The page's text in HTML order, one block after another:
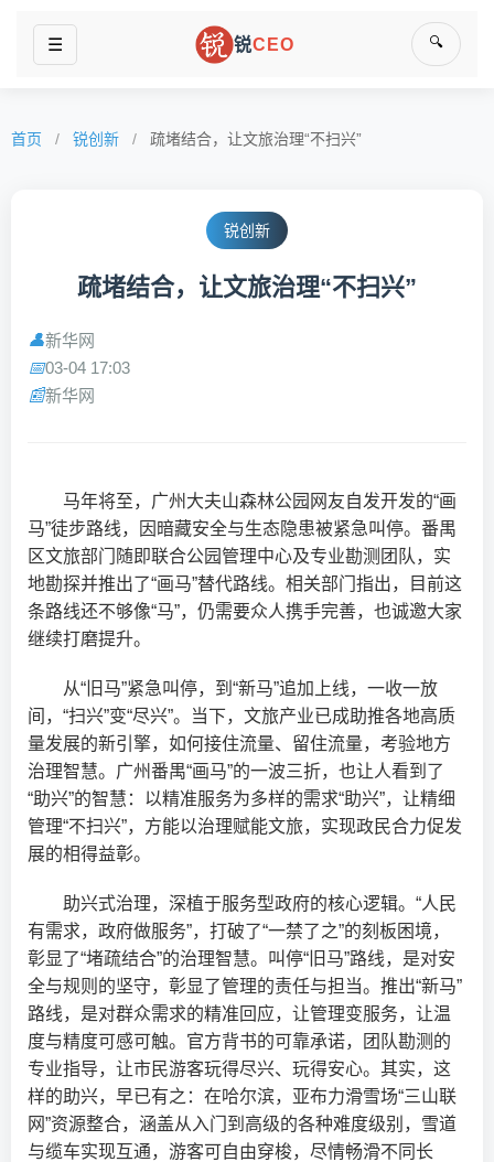
☰ 锐CEO 🔍
首页 / 锐创新 / 疏堵结合，让文旅治理“不扫兴”
锐创新
疏堵结合，让文旅治理“不扫兴”
👤新华网
📅03-04 17:03
📰新华网
马年将至，广州大夫山森林公园网友自发开发的“画
马”徒步路线，因暗藏安全与生态隐患被紧急叫停。番禺
区文旅部门随即联合公园管理中心及专业勘测团队，实
地勘探并推出了“画马”替代路线。相关部门指出，目前这
条路线还不够像“马”，仍需要众人携手完善，也诚邀大家
继续打磨提升。
从“旧马”紧急叫停，到“新马”追加上线，一收一放
间，“扫兴”变“尽兴”。当下，文旅产业已成助推各地高质
量发展的新引擎，如何接住流量、留住流量，考验地方
治理智慧。广州番禺“画马”的一波三折，也让人看到了
“助兴”的智慧：以精准服务为多样的需求“助兴”，让精细
管理“不扫兴”，方能以治理赋能文旅，实现政民合力促发
展的相得益彰。
助兴式治理，深植于服务型政府的核心逻辑。“人民
有需求，政府做服务”，打破了“一禁了之”的刻板困境，
彰显了“堵疏结合”的治理智慧。叫停“旧马”路线，是对安
全与规则的坚守，彰显了管理的责任与担当。推出“新马”
路线，是对群众需求的精准回应，让管理变服务，让温
度与精度可感可触。官方背书的可靠承诺，团队勘测的
专业指导，让市民游客玩得尽兴、玩得安心。其实，这
样的助兴，早已有之：在哈尔滨，亚布力滑雪场“三山联
网”资源整合，涵盖从入门到高级的各种难度级别，雪道
与缆车实现互通，游客可自由穿梭，尽情畅滑不同长